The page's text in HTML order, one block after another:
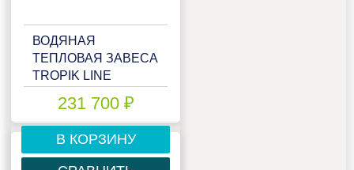
ВОДЯНАЯ
ТЕПЛОВАЯ ЗАВЕСА
TROPIK LINE
231 700 ₽
В КОРЗИНУ